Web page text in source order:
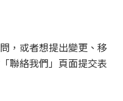
，或者想提出變更、移
聯絡我們」頁面提交表